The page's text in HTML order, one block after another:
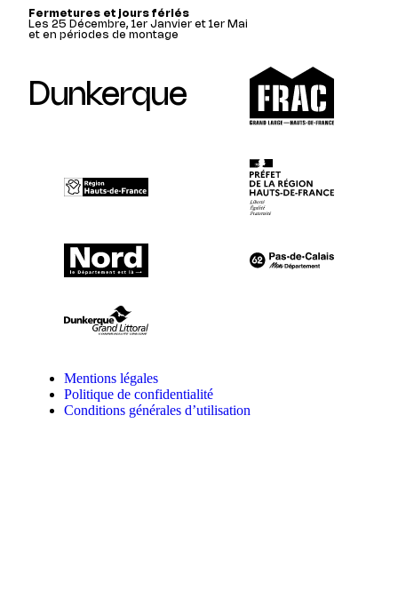
Fermetures et jours fériés
Les 25 Décembre, 1er Janvier et 1er Mai
et en périodes de montage
Dunkerque
Mentions légales
Politique de confidentialité
Conditions générales d’utilisation